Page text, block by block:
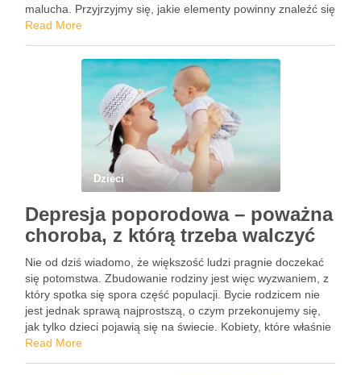
malucha. Przyjrzyjmy się, jakie elementy powinny znaleźć się
w dziecięcym ekwipunku. Zabawki Sensoryczne: Stymulacja
Read More
Dzieci
Depresja poporodowa – poważna
choroba, z którą trzeba walczyć
Nie od dziś wiadomo, że większość ludzi pragnie doczekać
się potomstwa. Zbudowanie rodziny jest więc wyzwaniem, z
który spotka się spora część populacji. Bycie rodzicem nie
jest jednak sprawą najprostszą, o czym przekonujemy się,
jak tylko dzieci pojawią się na świecie. Kobiety, które właśnie
zostały matkami, są obarczone dodatkowym ryzykiem …
Read More